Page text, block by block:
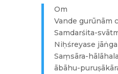
Om
Vande gurūnām
Samdarśita-
Niḥśreyase
Saṃsāra-
ābāhu-